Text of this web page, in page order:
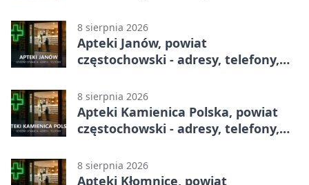
8 sierpnia 2026
Apteki Janów, powiat
częstochowski - adresy, telefony,
8 sierpnia 2026
Apteki Kamienica Polska, powiat
częstochowski - adresy, telefony,
8 sierpnia 2026
Apteki Kłomnice, powiat